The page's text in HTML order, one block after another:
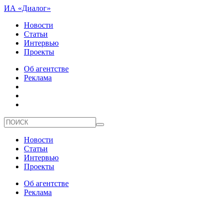
ИА «Диалог»
Новости
Статьи
Интервью
Проекты
Об агентстве
Реклама
Новости
Статьи
Интервью
Проекты
Об агентстве
Реклама